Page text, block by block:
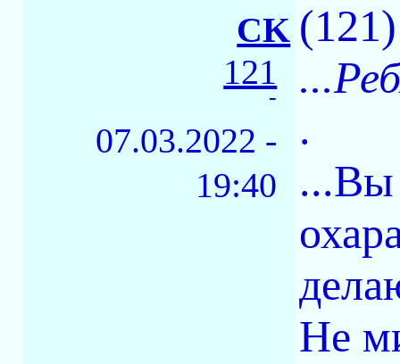
CK
121
-
07.03.2022 -
19:40
.
...Вы
Не